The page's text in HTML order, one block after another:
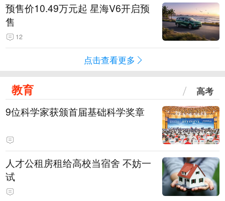
预售价10.49万元起 星海V6开启预
售
12
点击查看更多
教育 高考
9位科学家获颁首届基础科学奖章
人才公租房租给高校当宿舍 不妨一
试